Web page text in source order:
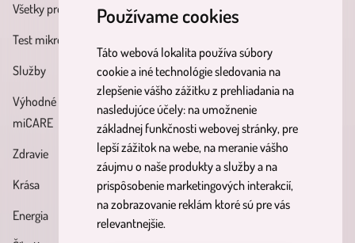
Používame cookies
Táto webová lokalita používa súbory
cookie a iné technológie sledovania na
zlepšenie vášho zážitku z prehliadania na
nasledujúce účely: na umožnenie
základnej funkčnosti webovej stránky, pre
lepší zážitok na webe, na meranie vášho
záujmu o naše produkty a služby a na
prispôsobenie marketingových interakcií,
na zobrazovanie reklám ktoré sú pre vás
relevantnejšie.
Všetky produkty
Test mikrobiómu
Služby
Výhodné balíky
miCARE
Zdravie
Krása
Energia
Všeobecné obchodné
Zásady spracúvania osobných
údajov
Reklamačný poriadok
Poučenie o právach
dotknutých osôb
Formulár na odstúpenie od
zmluvy
Účinné látky
Partnerský
program